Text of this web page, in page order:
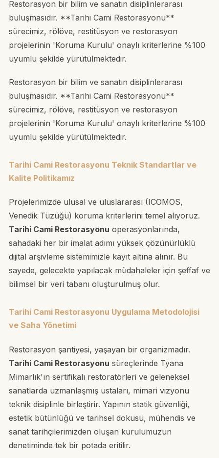
Restorasyon bir bilim ve sanatın disiplinlerarası
buluşmasıdır. **Tarihi Cami Restorasyonu**
sürecimiz, rölöve, restitüsyon ve restorasyon
projelerinin 'Koruma Kurulu' onaylı kriterlerine %100
uyumlu şekilde yürütülmektedir.
Restorasyon bir bilim ve sanatın disiplinlerarası
buluşmasıdır. **Tarihi Cami Restorasyonu**
sürecimiz, rölöve, restitüsyon ve restorasyon
projelerinin 'Koruma Kurulu' onaylı kriterlerine %100
uyumlu şekilde yürütülmektedir.
Tarihi Cami Restorasyonu Teknik Standartlar ve
Kalite Politikamız
Projelerimizde ulusal ve uluslararası (ICOMOS,
Venedik Tüzüğü) koruma kriterlerini temel alıyoruz.
Tarihi Cami Restorasyonu operasyonlarında,
sahadaki her bir imalat adımı yüksek çözünürlüklü
dijital arşivleme sistemimizle kayıt altına alınır. Bu
sayede, gelecekte yapılacak müdahaleler için şeffaf ve
bilimsel bir veri tabanı oluşturulmuş olur.
Tarihi Cami Restorasyonu Uygulama Metodolojisi
ve Saha Yönetimi
Restorasyon şantiyesi, yaşayan bir organizmadır.
Tarihi Cami Restorasyonu süreçlerinde Tyana
Mimarlık'ın sertifikalı restoratörleri ve geleneksel
sanatlarda uzmanlaşmış ustaları, mimari vizyonu
teknik disiplinle birleştirir. Yapının statik güvenliği,
estetik bütünlüğü ve tarihsel dokusu, mühendis ve
sanat tarihçilerimizden oluşan kurulumuzun
denetiminde tek bir potada eritilir.